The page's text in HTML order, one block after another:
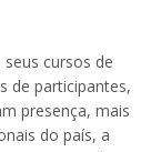
cursos de
de participantes,
presença, mais
do país, a